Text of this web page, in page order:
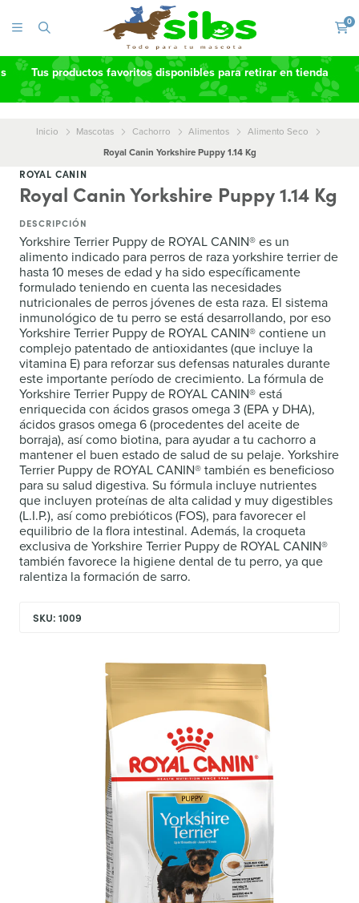
0
Tus productos favoritos disponibles para retirar en tienda
Inicio Mascotas Cachorro Alimentos
Alimento Seco
Royal Canin Yorkshire Puppy 1.14 Kg
ROYAL CANIN
Royal Canin Yorkshire Puppy 1.14 Kg
DESCRIPCIÓN
Yorkshire Terrier Puppy de ROYAL CANIN® es un
alimento indicado para perros de raza yorkshire terrier de
hasta 10 meses de edad y ha sido específicamente
formulado teniendo en cuenta las necesidades
nutricionales de perros jóvenes de esta raza. El sistema
inmunológico de tu perro se está desarrollando, por eso
Yorkshire Terrier Puppy de ROYAL CANIN® contiene un
complejo patentado de antioxidantes (que incluye la
vitamina E) para reforzar sus defensas naturales durante
este importante período de crecimiento. La fórmula de
Yorkshire Terrier Puppy de ROYAL CANIN® está
enriquecida con ácidos grasos omega 3 (EPA y DHA),
ácidos grasos omega 6 (procedentes del aceite de
borraja), así como biotina, para ayudar a tu cachorro a
mantener el buen estado de salud de su pelaje. Yorkshire
Terrier Puppy de ROYAL CANIN® también es beneficioso
para su salud digestiva. Su fórmula incluye nutrientes
que incluyen proteínas de alta calidad y muy digestibles
(L.I.P.), así como prebióticos (FOS), para favorecer el
equilibrio de la flora intestinal. Además, la croqueta
exclusiva de Yorkshire Terrier Puppy de ROYAL CANIN®
también favorece la higiene dental de tu perro, ya que
ralentiza la formación de sarro.
SKU: 1009